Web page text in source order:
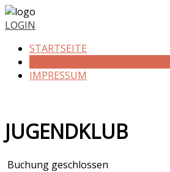
LOGIN
STARTSEITE
IMPRESSUM
JUGENDKLUB
Buchung geschlossen
Vorheriges
Jahr
Vorheriger
Monat
Nächstes
Jahr
Nächstes
Monat